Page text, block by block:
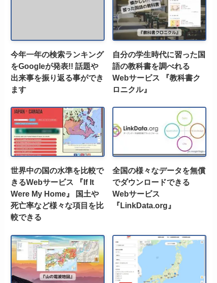
今年一年の検索ランキング
をGoogleが発表!! 話題や
出来事を振り返る事ができ
ます
自分の学生時代に習った国
語の教科書を調べれる
Webサービス 『教科書ク
ロニクル』
世界中の国の水準を比較で
きるWebサービス 『If It
Were My Home』 国土や
死亡率など様々な項目を比
較できる
全国の様々なデータを無償
でダウンロードできる
Webサービス
『LinkData.org』